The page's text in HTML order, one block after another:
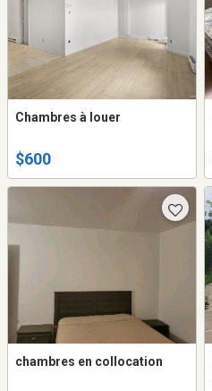
Chambres à louer
$600
chambres en collocation